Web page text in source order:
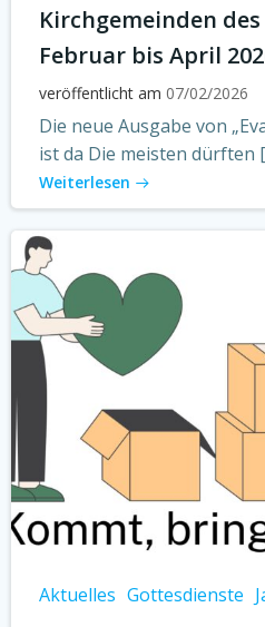
Kirchgemeinden
Februar bis April
veröffentlicht am 07/02/2026
Die neue Ausgabe von
ist da Die meisten dürften
Weiterlesen
Aktuelles Gottesdienste